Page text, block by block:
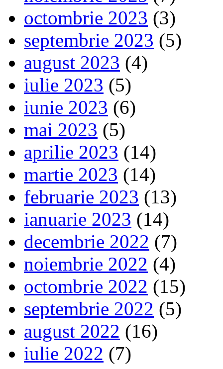
octombrie 2023 (3)
septembrie 2023 (5)
august 2023 (4)
iulie 2023 (5)
iunie 2023 (6)
mai 2023 (5)
aprilie 2023 (14)
martie 2023 (14)
februarie 2023 (13)
ianuarie 2023 (14)
decembrie 2022 (7)
noiembrie 2022 (4)
octombrie 2022 (15)
septembrie 2022 (5)
august 2022 (16)
iulie 2022 (7)